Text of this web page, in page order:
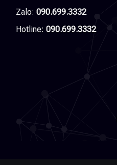
Zalo: 090.699.3332
Hotline: 090.699.3332